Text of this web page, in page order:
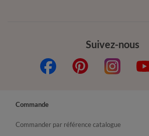
Suivez-nous
Commande
Commander par référence catalogue